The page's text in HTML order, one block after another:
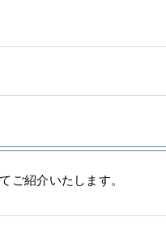
ご紹介いたします。